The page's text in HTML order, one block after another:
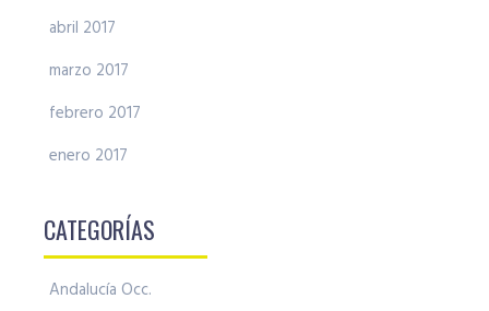
abril 2017
marzo 2017
febrero 2017
enero 2017
CATEGORÍAS
Andalucía Occ.